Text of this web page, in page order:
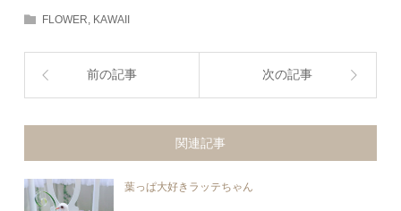
FLOWER KAWAII
前の記事 次の記事
関連記事
葉っぱ大好きラッテちゃん